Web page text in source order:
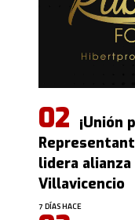
¡Unión
lidera alianza
Villavicencio
7 DÍAS HACE